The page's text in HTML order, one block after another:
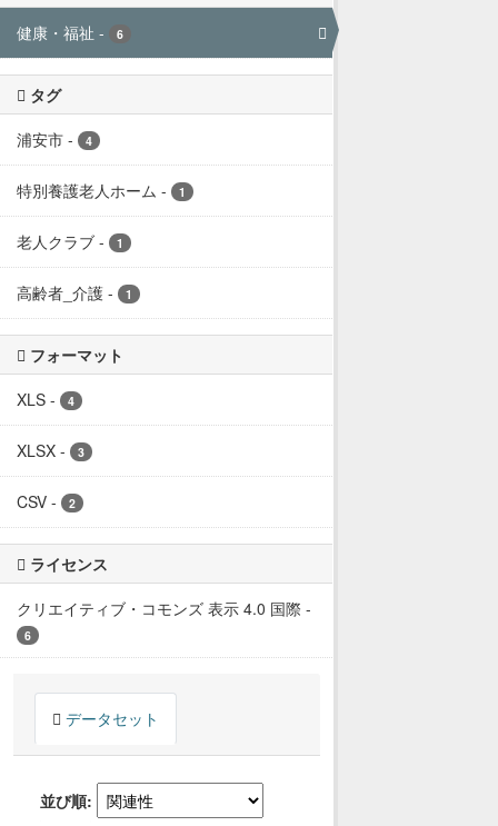
健康・福祉 - 6
タグ
浦安市 - 4
特別養護老人ホーム - 1
老人クラブ - 1
高齢者_介護 - 1
フォーマット
XLS - 4
XLSX - 3
CSV - 2
ライセンス
クリエイティブ・コモンズ 表示 4.0 国際 -
6
データセット
並び順